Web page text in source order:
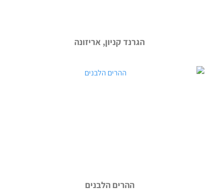
הגרנד קניון, אריזונה
ההרים הלבנים